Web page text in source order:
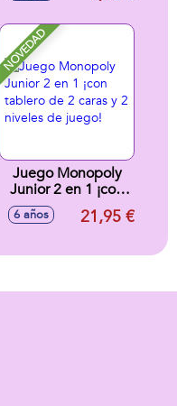
NOVEDAD
Juego Monopoly
Junior 2 en 1 ¡con
tablero de 2 caras y
2 niveles de juego!
6 años 21,95 €